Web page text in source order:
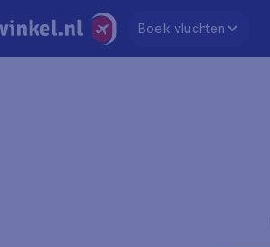
Boek vluchten